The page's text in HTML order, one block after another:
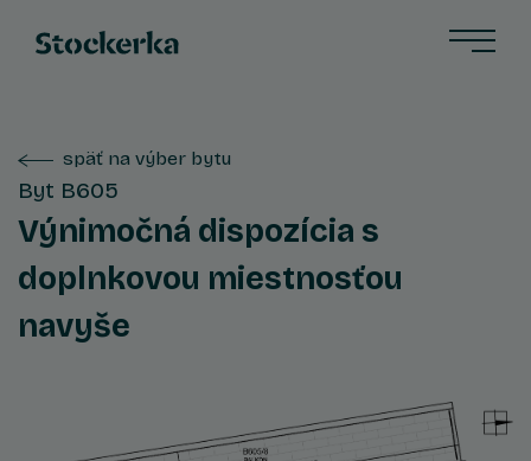
späť na výber bytu
Byt B605
Výnimočná dispozícia s
doplnkovou miestnosťou
navyše